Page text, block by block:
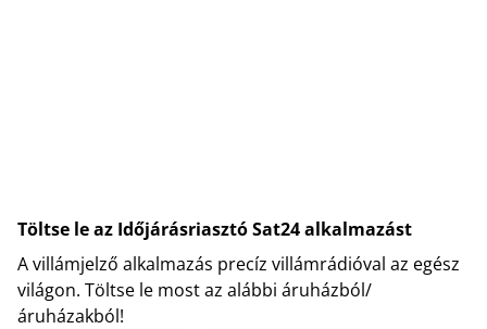
Töltse le az Időjárásriasztó Sat24 alkalmazást
A villámjelző alkalmazás precíz villámrádióval az egész
világon. Töltse le most az alábbi áruházból/
áruházakból!